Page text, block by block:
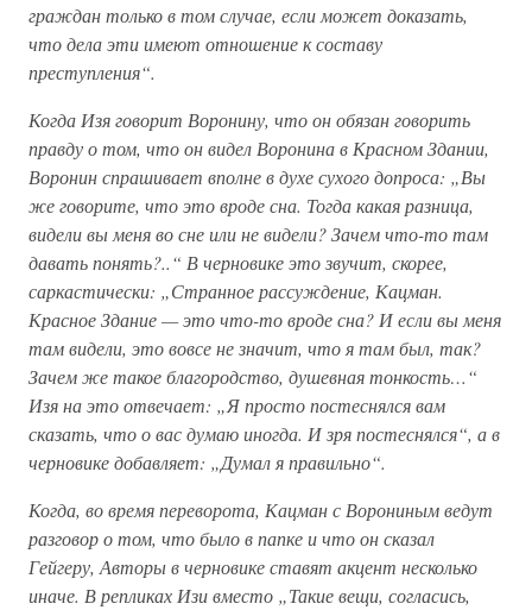
граждан только в том случае, если может доказать,
что дела эти имеют отношение к составу
преступления“.
Когда Изя говорит Воронину, что он обязан говорить
правду о том, что он видел Воронина в Красном Здании,
Воронин спрашивает вполне в духе сухого допроса: „Вы
же говорите, что это вроде сна. Тогда какая разница,
видели вы меня во сне или не видели? Зачем что-то там
давать понять?..“ В черновике это звучит, скорее,
саркастически: „Странное рассуждение, Кацман.
Красное Здание — это что-то вроде сна? И если вы меня
там видели, это вовсе не значит, что я там был, так?
Зачем же такое благородство, душевная тонкость…“
Изя на это отвечает: „Я просто постеснялся вам
сказать, что о вас думаю иногда. И зря постеснялся“, а в
черновике добавляет: „Думал я правильно“.
Когда, во время переворота, Кацман с Ворониным ведут
разговор о том, что было в папке и что он сказал
Гейгеру, Авторы в черновике ставят акцент несколько
иначе. В репликах Изи вместо „Такие вещи, согласись,